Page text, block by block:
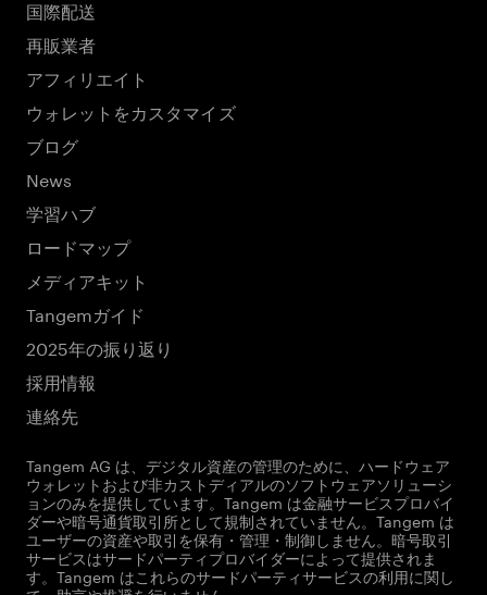
国際配送
再販業者
アフィリエイト
ウォレットをカスタマイズ
ブログ
News
学習ハブ
ロードマップ
メディアキット
Tangemガイド
2025年の振り返り
採用情報
連絡先
Tangem AG は、デジタル資産の管理のために、ハードウェア
ウォレットおよび非カストディアルのソフトウェアソリューシ
ョンのみを提供しています。Tangem は金融サービスプロバイ
ダーや暗号通貨取引所として規制されていません。Tangem は
ユーザーの資産や取引を保有・管理・制御しません。暗号取引
サービスはサードパーティプロバイダーによって提供されま
す。Tangem はこれらのサードパーティサービスの利用に関し